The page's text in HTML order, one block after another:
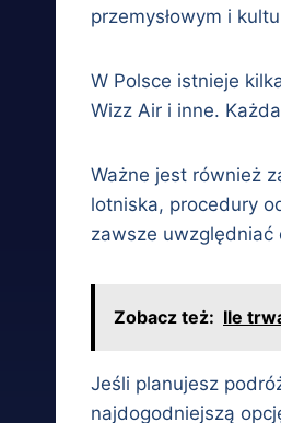
przemysłowym i
W Polsce istnieje
Wizz Air i inne.
Ważne jest również
lotniska, procedury
zawsze
Zobacz też: Ile
Jeśli planujesz
najdogodniejszą